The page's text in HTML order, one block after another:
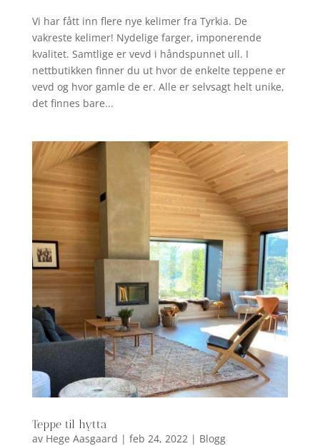
Vi har fått inn flere nye kelimer fra Tyrkia. De
vakreste kelimer! Nydelige farger, imponerende
kvalitet. Samtlige er vevd i håndspunnet ull. I
nettbutikken finner du ut hvor de enkelte teppene er
vevd og hvor gamle de er. Alle er selvsagt helt unike,
det finnes bare...
Teppe til hytta
av Hege Aasgaard | feb 24, 2022 | Blogg